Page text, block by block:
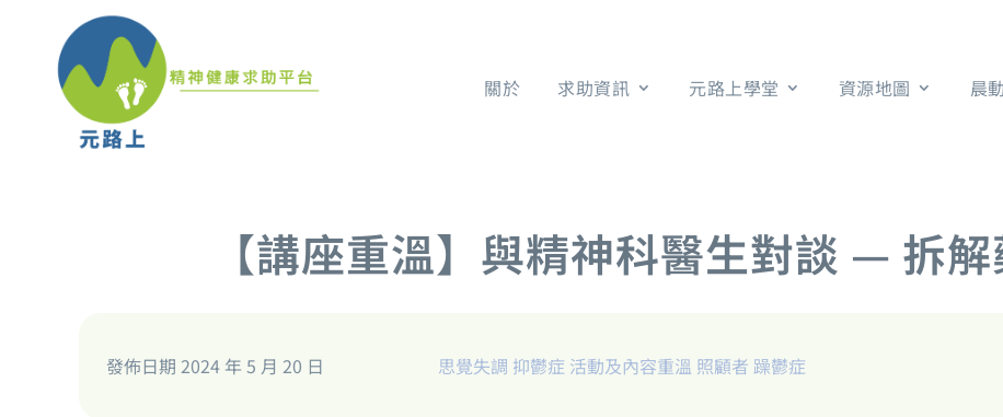
關於 求助資訊 元路上學堂 資源地圖 晨
【講座重溫】與精神科醫生對談 — 拆
發佈日期 2024 年 5 月 20 日 思覺失調 抑鬱症 活動及內容重溫 照顧者 躁鬱症